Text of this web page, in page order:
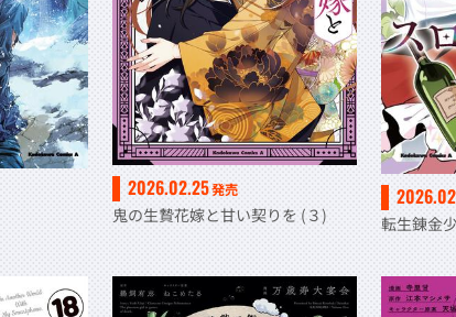
2026.02.25発売
鬼の生贄花嫁と甘い契りを (３) 転生錬金